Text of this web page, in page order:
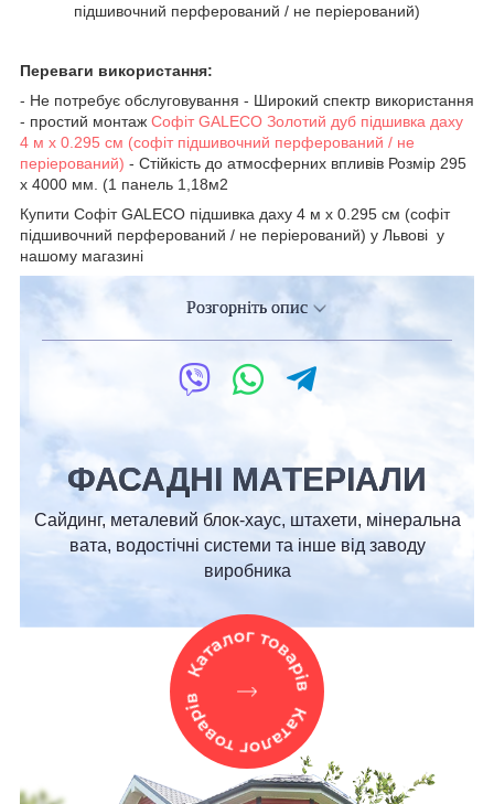
підшивочний перферований / не періерований)
Переваги використання:
- Не потребує обслуговування - Широкий спектр використання
- простий монтаж Софіт GALECO Золотий дуб підшивка даху
4 м х 0.295 см (софіт підшивочний перферований / не
періерований) - Стійкість до атмосферних впливів Розмір 295
х 4000 мм. (1 панель 1,18м2
Купити Софіт GALECO підшивка даху 4 м х 0.295 см (софіт
підшивочний перферований / не періерований) у Львові у
нашому магазині
Розгорніть опис
ФАСАДНІ МАТЕРІАЛИ
Сайдинг, металевий блок-хаус, штахети, мінеральна
вата, водостічні системи та інше від заводу
виробника